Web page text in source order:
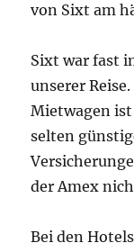
von Sixt am
Sixt war fast
unserer
Mietwagen
selten
der Amex
Bei den